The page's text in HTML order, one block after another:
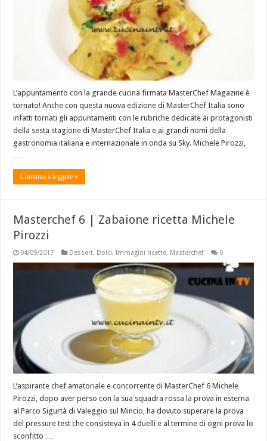
L’appuntamento con la grande cucina firmata MasterChef Magazine è
tornato! Anche con questa nuova edizione di MasterChef Italia sono
infatti tornati gli appuntamenti con le rubriche dedicate ai protagonisti
della sesta stagione di MasterChef Italia e ai grandi nomi della
gastronomia italiana e internazionale in onda su Sky. Michele Pirozzi,
…
Continua a leggere »
Masterchef 6 | Zabaione ricetta Michele
Pirozzi
04/09/2017 Dessert, Dolci,Immagini ricette, Masterchef 0
L’aspirante chef amatoriale e concorrente di MasterChef 6 Michele
Pirozzi, dopo aver perso con la sua squadra rossa la prova in esterna
al Parco Sigurtà di Valeggio sul Mincio, ha dovuto superare la prova
del pressure test che consisteva in 4 duelli e al termine di ogni prova lo
sconfitto …